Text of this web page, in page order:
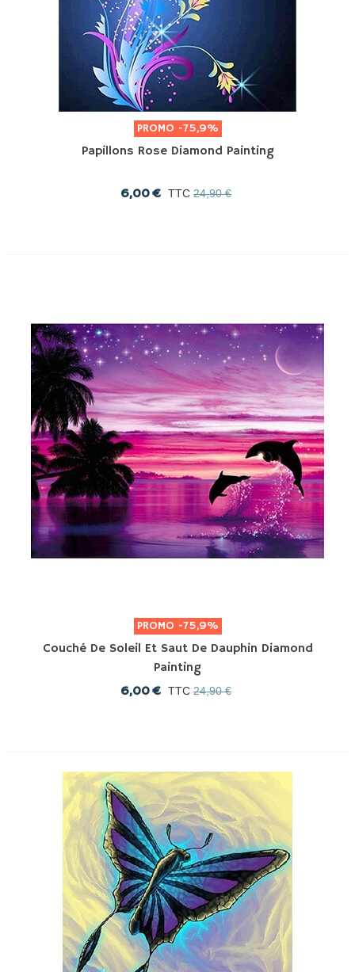
PROMO -75,9%
Papillons Rose Diamond Painting
6,00 € TTC 24,90 €
PROMO -75,9%
Couché De Soleil Et Saut De Dauphin Diamond
Painting
6,00 € TTC 24,90 €